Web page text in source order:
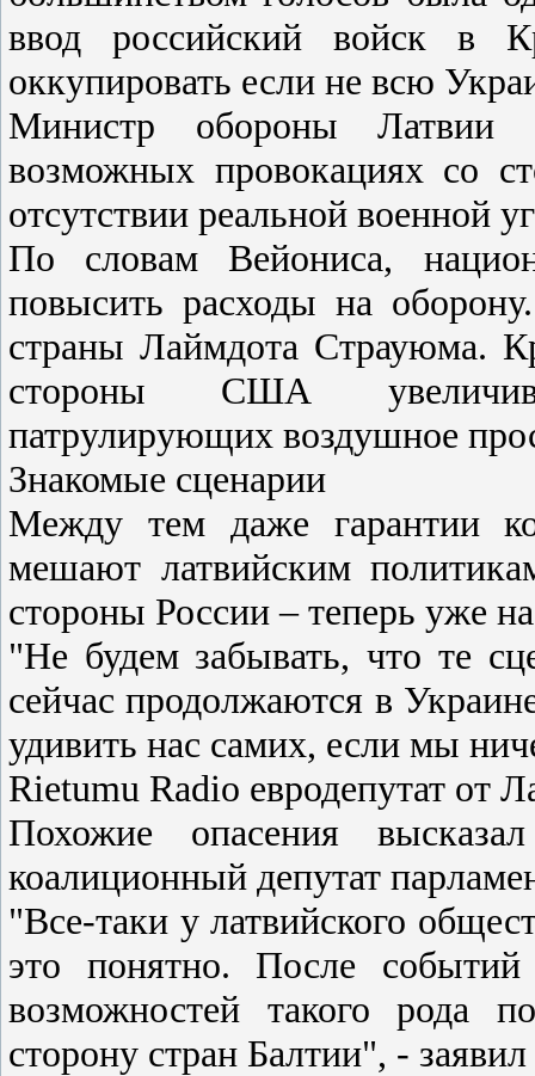
ввод российский войск в
оккупировать если не всю
Министр обороны Латвии
возможных провокациях со
отсутствии реальной военной
По словам Вейониса,
повысить расходы на
страны Лаймдота Страуюма.
стороны США
патрулирующих воздушное
Знакомые сценарии
Между тем даже гарантии
мешают латвийским
стороны России – теперь уже
"Не будем забывать, что те
сейчас продолжаются в
удивить нас самих, если мы
Rietumu Radio евродепутат от
Похожие опасения
коалиционный депутат
"Все-таки у латвийского
это понятно. После
возможностей такого рода
сторону стран Балтии", -